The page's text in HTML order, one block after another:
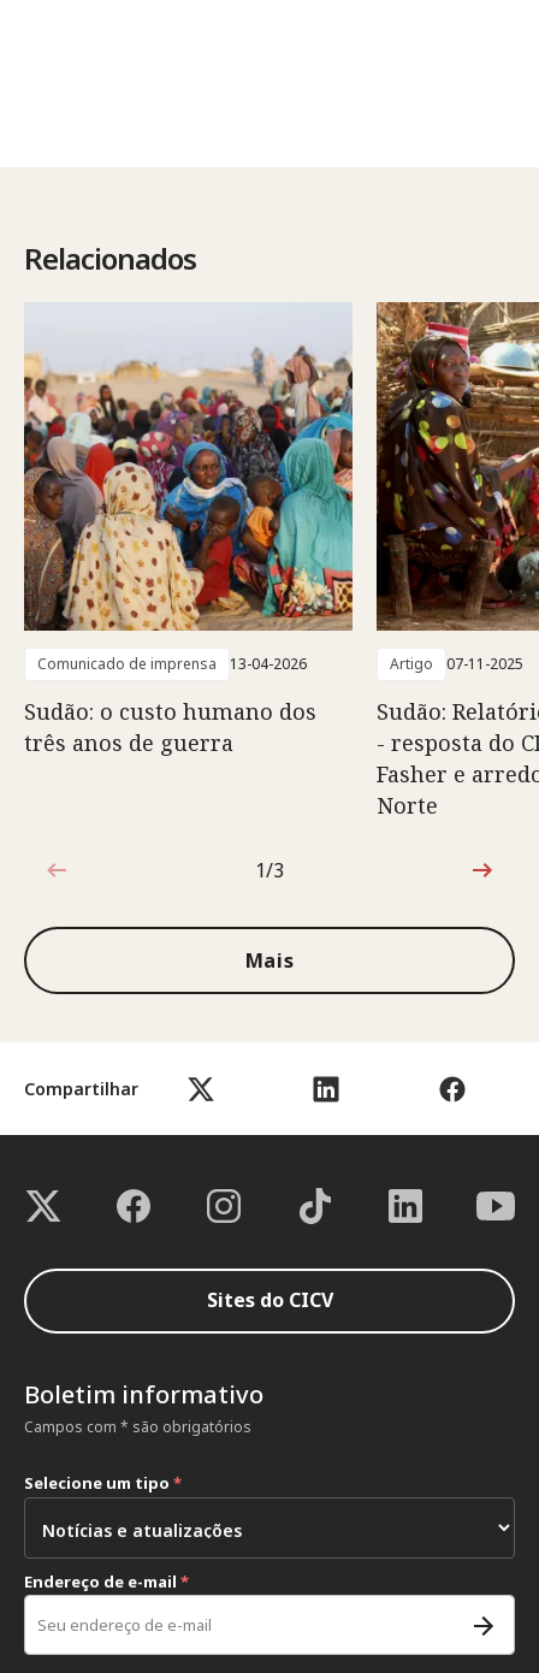
Compartilhar
Relacionados
Comunicado de imprensa 13-04-2026
Sudão: o custo humano dos
três anos de guerra
Artigo 07-11-2025
Sudão:
- resposta do
Fasher e
Norte
1 de 3
1/3
Mais
Sites do CICV
Boletim informativo
Campos com * são obrigatórios
Selecione um tipo *
Endereço de e-mail *